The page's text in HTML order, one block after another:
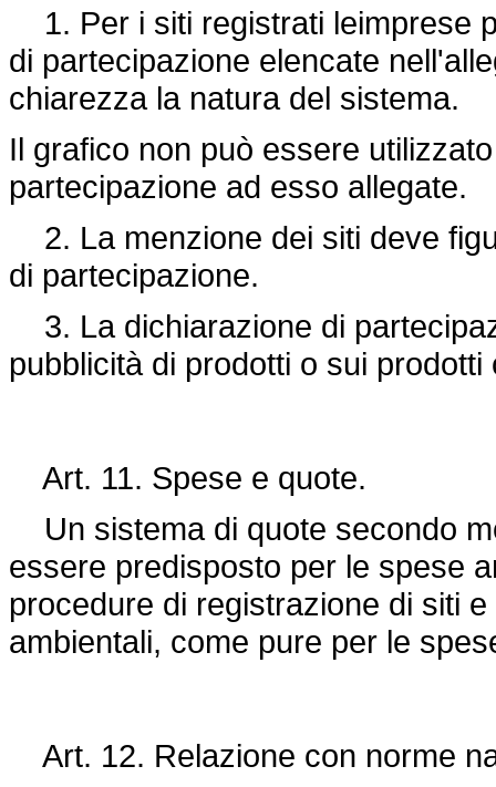
1. Per i siti registrati leimprese
di partecipazione elencate
chiarezza la natura del sistema.
Il grafico non può essere
partecipazione ad esso allegate.
2. La menzione dei siti deve
di partecipazione.
3. La dichiarazione di
pubblicità di prodotti o sui
Art. 11. Spese e quote.
Un sistema di quote secondo
essere predisposto per le spese
procedure di registrazione di siti
ambientali, come pure per le
Art. 12. Relazione con norme